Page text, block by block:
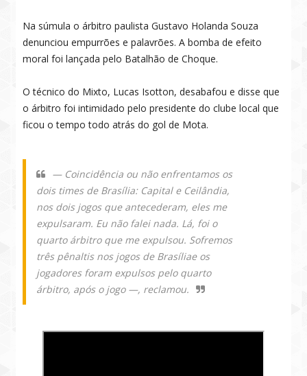
Na súmula o árbitro paulista Gustavo Holanda Souza
denunciou empurrões e palavrões. A bomba de efeito
moral foi lançada pelo Batalhão de Choque.
O técnico do Mixto, Lucas Isotton, desabafou e disse que
o árbitro foi intimidado pelo presidente do clube local que
ficou o tempo todo atrás do gol de Mota.
— Coincidência ou não enfrentamos os
dois times de Brasília: Capital e Ceilândia,
nos dois jogos que antecederam, eles me
expulsaram. Eu não falei nada. Lá, foi o
quarto árbitro que me expulsou. Sofremos
três pênaltis nos jogos de Brasíliae os
jogadores foram expulsos pelo quarto
árbitro, após o jogo —, reclamou.